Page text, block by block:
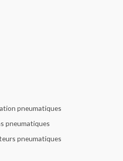
pneumatiques
pneumatiques
pneumatiques